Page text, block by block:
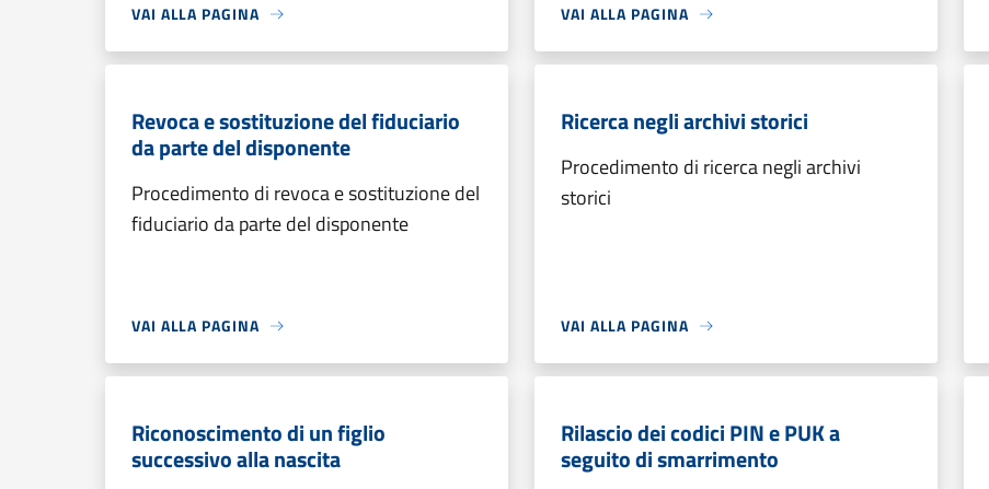
VAI ALLA PAGINA VAI ALLA PAGINA
Revoca e sostituzione del fiduciario
da parte del disponente
Procedimento di revoca e sostituzione del
fiduciario da parte del disponente
VAI ALLA PAGINA
Ricerca negli archivi storici
Procedimento di ricerca negli archivi
storici
VAI ALLA PAGINA
Riconoscimento di un figlio
successivo alla nascita
Rilascio dei codici PIN e PUK a
seguito di smarrimento